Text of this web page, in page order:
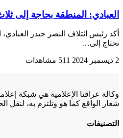
العبادي: المنطقة بحاجة إلى
أكد رئيس ائتلاف النصر حيدر العبادي،
تحتاج إلى…
2 ديسمبر 2024 511 مشاهدات
وكالة عراقنا الإعلامية هي شبكة
شعار الواقع كما هو وتلتزم به، لنقل
التصنيفات